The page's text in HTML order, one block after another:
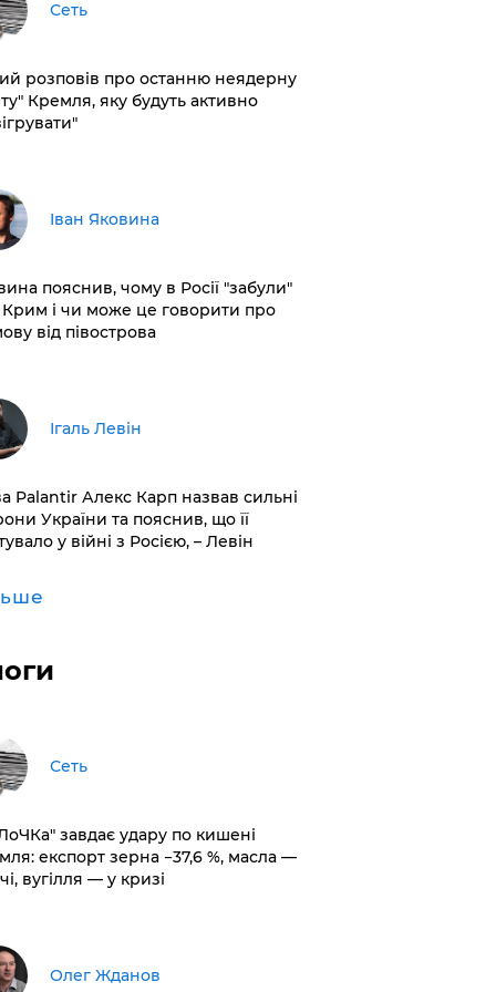
Сеть
розповів про останню неядерну
Кремля, яку будуть активно
Іван Яковина
пояснив, чому в Росії "забули"
і чи може це говорити про
від півострова
Ігаль Левін
Palantir Алекс Карп назвав сильні
України та пояснив, що її
у війні з Росією, – Левін
Сеть
завдає удару по кишені
експорт зерна −37,6 %, масла —
вугілля — у кризі
Олег Жданов